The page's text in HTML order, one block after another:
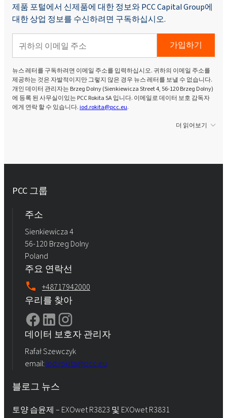
제품 포털에서 신제품에 대한 정보와 PCC Capital Group에
대한 상업 정보를 수신하려면 구독하십시오.
가입하기
뉴스 레터를 구독하려면 이메일 주소를 입력하십시오. 귀하의 이메일 주소를
제공하는 것은 자발적이지만 그렇지 않은 경우 뉴스 레터를 보낼 수 없습니다.
개인 데이터 관리자는 Brzeg Dolny (Sienkiewicza Street 4, 56-120 Brzeg Dolny)
에 등록 된 사무실이있는 PCC Rokita SA 입니다. 이메일로 데이터 보호 감독자
에게 연락 할 수 있습니다.iod.rokita@pcc.eu.
더 읽어보기
PCC 그룹
주소
Sienkiewicza 4
56-120 Brzeg Dolny
Poland
주요 연락선
+48717942000
우리를 찾아
데이터 보호자 관리자
Rafał Szewczyk
email: iod.rokita@pcc.eu
블로그 뉴스
토양 습윤제 – EXOwet R3823 및 EXOwet R3831